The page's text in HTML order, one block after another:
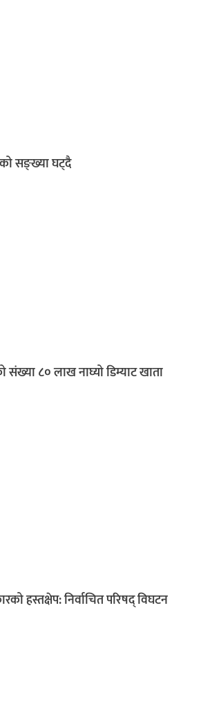
सङ्ख्या घट्दै
संख्या ८० लाख नाघ्यो डिम्याट खाता
हस्तक्षेप: निर्वाचित परिषद् विघटन